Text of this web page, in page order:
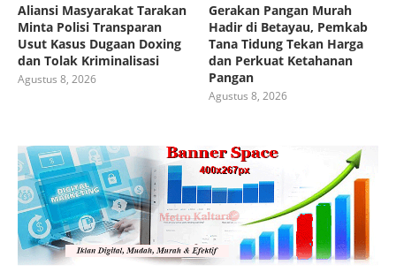
Aliansi Masyarakat Tarakan
Minta Polisi Transparan
Usut Kasus Dugaan Doxing
dan Tolak Kriminalisasi
Agustus 8, 2026
Gerakan Pangan Murah
Hadir di Betayau, Pemkab
Tana Tidung Tekan Harga
dan Perkuat Ketahanan
Pangan
Agustus 8, 2026